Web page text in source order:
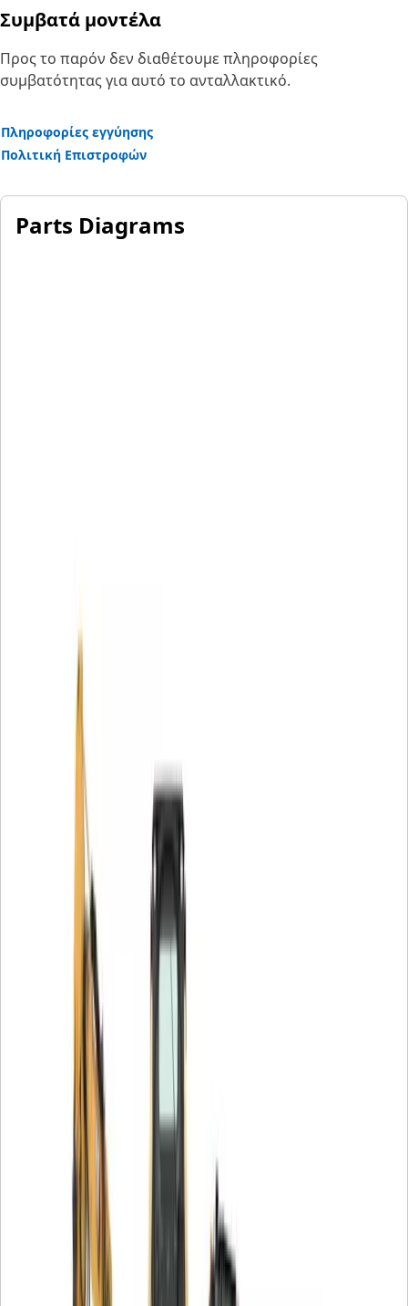
Συμβατά μοντέλα
Προς το παρόν δεν διαθέτουμε πληροφορίες
συμβατότητας για αυτό το ανταλλακτικό.
Πληροφορίες εγγύησης
Πολιτική Επιστροφών
Parts Diagrams